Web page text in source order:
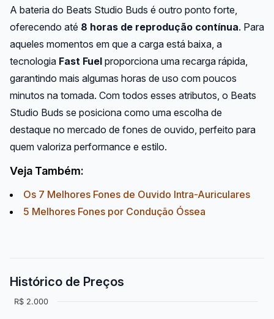
A bateria do Beats Studio Buds é outro ponto forte,
oferecendo até 8 horas de reprodução contínua. Para
aqueles momentos em que a carga está baixa, a
tecnologia Fast Fuel proporciona uma recarga rápida,
garantindo mais algumas horas de uso com poucos
minutos na tomada. Com todos esses atributos, o Beats
Studio Buds se posiciona como uma escolha de
destaque no mercado de fones de ouvido, perfeito para
quem valoriza performance e estilo.
Veja Também:
Os 7 Melhores Fones de Ouvido Intra-Auriculares
5 Melhores Fones por Condução Óssea
Histórico de Preços
R$ 2.000